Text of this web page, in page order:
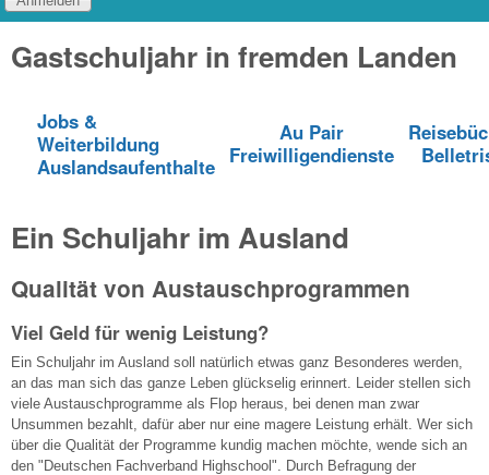
Gastschuljahr in fremden Landen
Jobs &
Weiterbildung
Auslandsaufenthalte
Au Pair
Freiwilligendienste
Ein Schuljahr im Ausland
Qualität von Austauschprogrammen
Viel Geld für wenig Leistung?
Ein Schuljahr im Ausland soll natürlich etwas ganz Besonderes werden,
an das man sich das ganze Leben glückselig erinnert. Leider stellen sich
viele Austauschprogramme als Flop heraus, bei denen man zwar
Unsummen bezahlt, dafür aber nur eine magere Leistung erhält. Wer sich
über die Qualität der Programme kundig machen möchte, wende sich an
den "Deutschen Fachverband Highschool". Durch Befragung der